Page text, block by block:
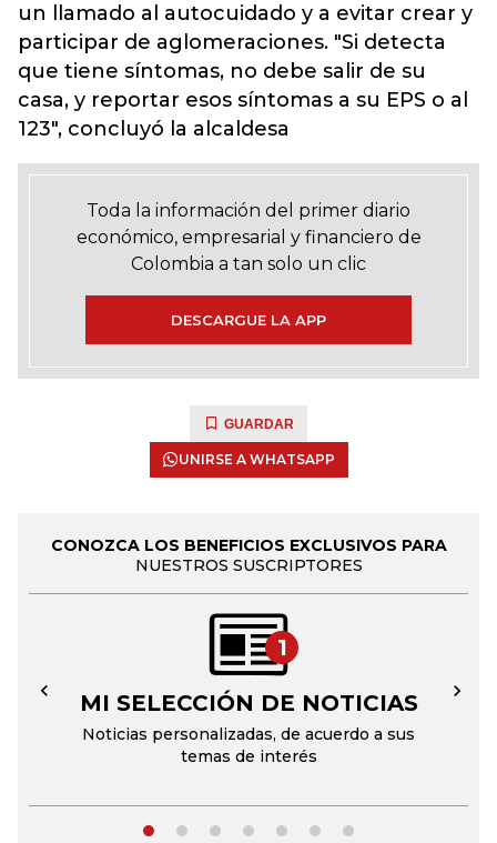
un llamado al autocuidado y a evitar crear y
participar de aglomeraciones. "Si detecta
que tiene síntomas, no debe salir de su
casa, y reportar esos síntomas a su EPS o al
123", concluyó la alcaldesa
Toda la información del primer diario
económico, empresarial y financiero de
Colombia a tan solo un clic
DESCARGUE LA APP
GUARDAR
UNIRSE A WHATSAPP
CONOZCA LOS BENEFICIOS EXCLUSIVOS PARA
NUESTROS SUSCRIPTORES
1
MI SELECCIÓN DE NOTICIAS
Noticias personalizadas, de acuerdo a sus
temas de interés
← →